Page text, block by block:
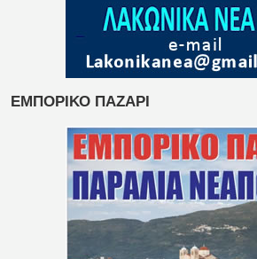
ΕΜΠΟΡΙΚΟ ΠΑΖΑΡΙ